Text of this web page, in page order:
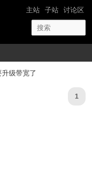
网站导航
主站 子站 讨论区
级带宽了
1